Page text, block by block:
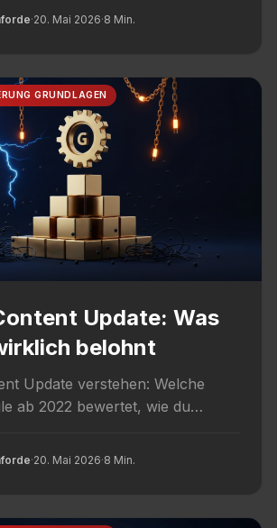
·20. Mai 2026·8 Min.
GRUNDLAGEN
Update: Was
belohnt
Update verstehen: Welche
ab 2022 bewertet, wie du
·20. Mai 2026·8 Min.